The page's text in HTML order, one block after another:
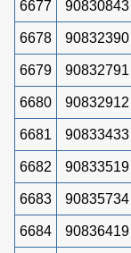
6677 90830843
6678 90832390
6679 90832791
6680 90832912
6681 90833433
6682 90833519
6683 90835734
6684 90836419